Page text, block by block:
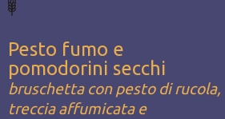
Pesto fumo e
pomodorini secchi
bruschetta con pesto di rucola,
treccia affumicata e